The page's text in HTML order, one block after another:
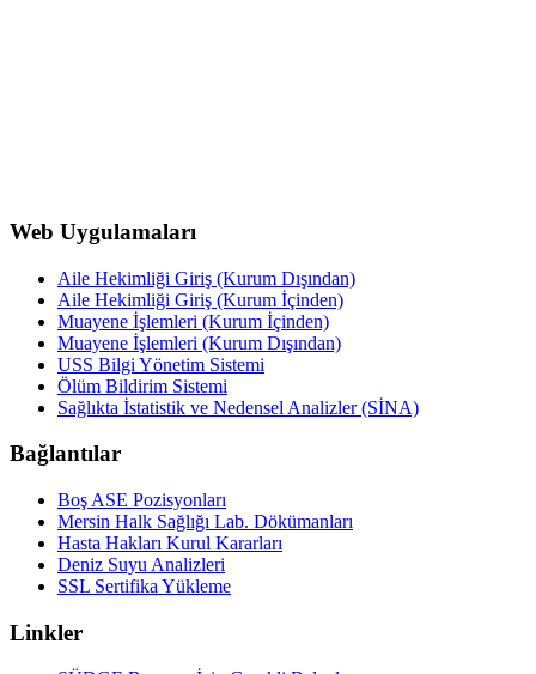
Web Uygulamaları
Aile Hekimliği Giriş (Kurum Dışından)
Aile Hekimliği Giriş (Kurum İçinden)
Muayene İşlemleri (Kurum İçinden)
Muayene İşlemleri (Kurum Dışından)
USS Bilgi Yönetim Sistemi
Ölüm Bildirim Sistemi
Sağlıkta İstatistik ve Nedensel Analizler (SİNA)
Bağlantılar
Boş ASE Pozisyonları
Mersin Halk Sağlığı Lab. Dökümanları
Hasta Hakları Kurul Kararları
Deniz Suyu Analizleri
SSL Sertifika Yükleme
Linkler